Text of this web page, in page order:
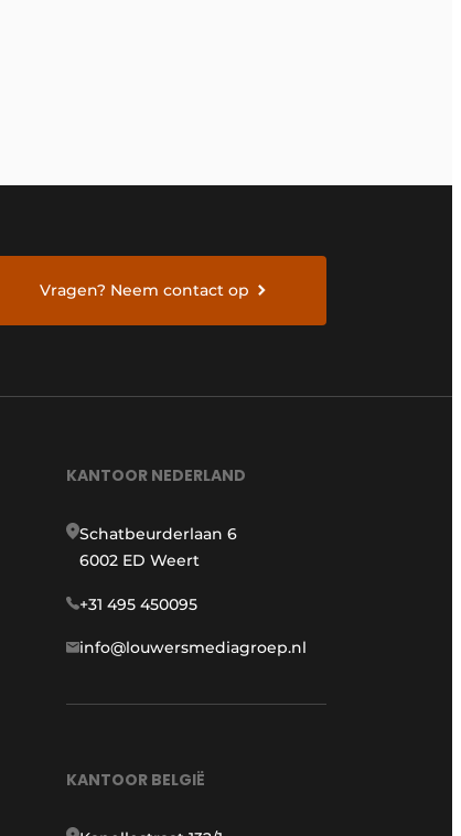
Vragen? Neem contact op
KANTOOR NEDERLAND
Schatbeurderlaan 6
6002 ED Weert
+31 495 450095
info@louwersmediagroep.nl
KANTOOR BELGIË